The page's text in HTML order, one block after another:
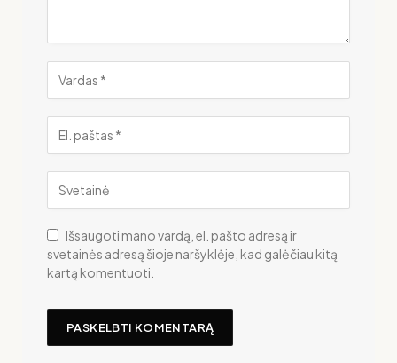
Išsaugoti mano vardą, el. pašto adresą ir
svetainės adresą šioje naršyklėje, kad galėčiau kitą
kartą komentuoti.